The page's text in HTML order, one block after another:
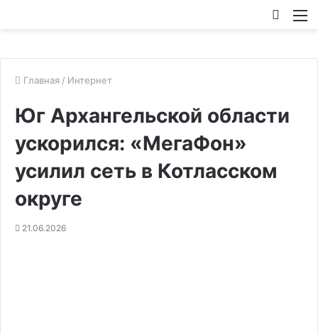
Главная / Интернет
Юг Архангельской области
ускорился: «МегаФон»
усилил сеть в Котласском
округе
21.06.2026